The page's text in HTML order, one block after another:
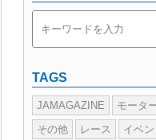
TAGS
JAMAGAZINE
モータ
その他
レース
イベン